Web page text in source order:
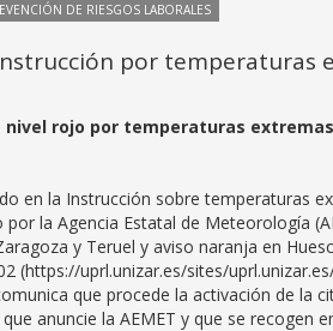
DE RIESGOS LABORALES
por temperaturas
nivel rojo por temperaturas
en la Instrucción sobre temperaturas
la Agencia Estatal de Meteorología
y Teruel y aviso naranja en
(https://uprl.unizar.es/sites/
que procede la activación de la
anuncie la AEMET y que se recogen